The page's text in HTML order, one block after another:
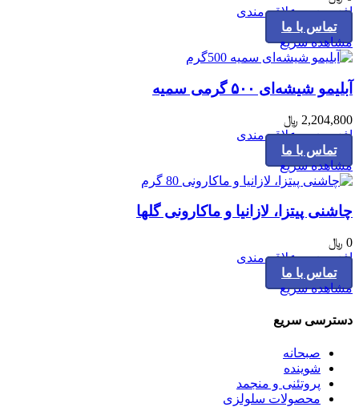
be
the
page
افزودن به علاقه مندی
تماس با ما
مشاهده سریع
آبلیمو شیشه‌ای ۵۰۰ گرمی سمیه
2,204,800 ﷼
افزودن به علاقه مندی
تماس با ما
مشاهده سریع
چاشنی پیتزا، لازانیا و ماکارونی گلها
0 ﷼
افزودن به علاقه مندی
تماس با ما
مشاهده سریع
دسترسی سریع
صبحانه
شوینده
پروتئنی و منجمد
محصولات سلولزی